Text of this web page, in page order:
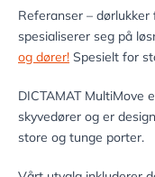
Referanser – dørlukker
spesialiserer seg på
og dører! Spesielt for
DICTAMAT MultiMove
skyvedører og er
store og tunge porter.